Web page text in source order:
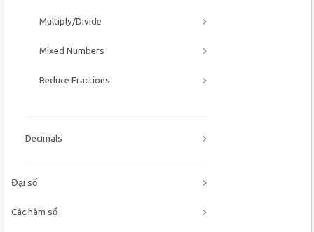
Multiply/Divide
Mixed Numbers
Reduce Fractions
Decimals
Đại số
Các hàm số